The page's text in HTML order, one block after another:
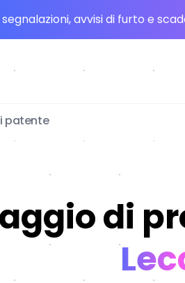
avvisi di furto e
patente
di